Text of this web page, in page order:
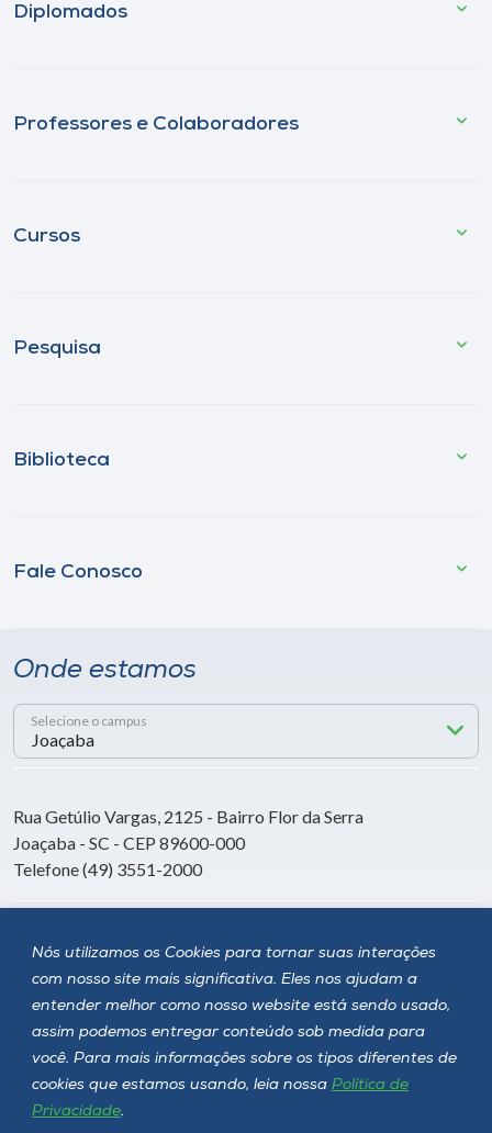
Nós utilizamos os Cookies para tornar suas interações
com nosso site mais significativa. Eles nos ajudam a
entender melhor como nosso website está sendo usado,
assim podemos entregar conteúdo sob medida para
você. Para mais informações sobre os tipos diferentes de
cookies que estamos usando, leia nossa Política de
Privacidade.
Diplomados
Professores e Colaboradores
Cursos
Pesquisa
Biblioteca
Fale Conosco
Onde estamos
Selecione o campus
Rua Getúlio Vargas, 2125 - Bairro Flor da Serra
Joaçaba - SC - CEP 89600-000
Telefone (49) 3551-2000
Siga a Unoesc